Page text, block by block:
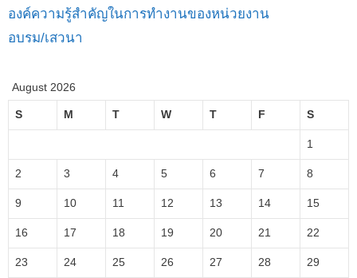
องค์ความรู้สำคัญในการทำงานของหน่วยงาน
อบรม/เสวนา
August 2026
S M T W T F S
1
2 3 4 5 6 7 8
9 10 11 12 13 14 15
16 17 18 19 20 21 22
23 24 25 26 27 28 29